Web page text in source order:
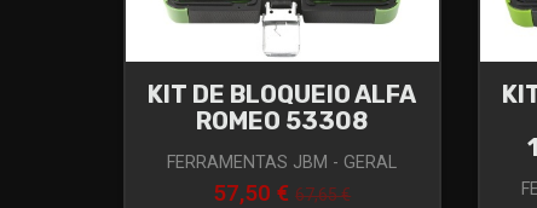
KIT DE BLOQUEIO ALFA
ROMEO 53308
FERRAMENTAS JBM - GERAL
57,50 €67,65 €